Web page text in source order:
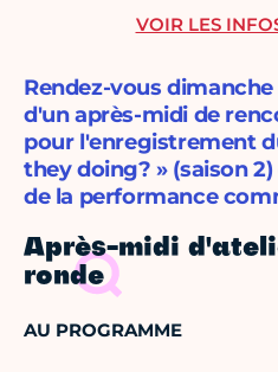
Rendez-vous
d'un après-midi de
pour l'enregistrement
they doing? » (saison
de la performance
Après-midi
ronde
AU PROGRAMME
VOIR LES